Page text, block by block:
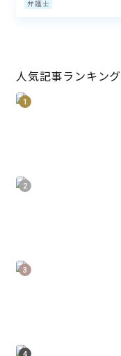
弁護士
人気記事ランキング